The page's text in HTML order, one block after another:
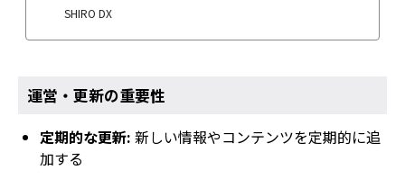
SHIRO DX
運営・更新の重要性
定期的な更新: 新しい情報やコンテンツを定期的に追
加する